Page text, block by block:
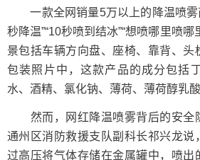
一款全网销量5万以上的降温喷雾
秒降温”“10秒喷到结冰”“想喷哪里喷
景包括车辆方向盘、座椅、靠背、头
包装照片中，这款产品的成分包括
水、酒精、氯化钠、薄荷、薄荷醇乳酸
然而，网红降温喷雾背后的安全
通州区消防救援支队副科长祁兴龙说
过高压将气体存储在金属罐中，喷出